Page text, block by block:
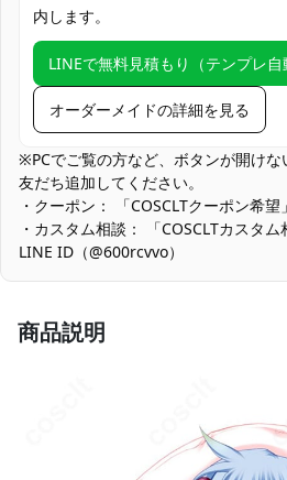
コスプレ対象
ァン、出演者
他の衣類と同じ
い物によっての
商品状態
新品未使用
お手入れ方法
手洗いを推奨、
温でかける
サイズ選択の精度：0.5cm刻みで選べ
感が変わります。イベント本番前に着
す。
内します。
LINEで無料見積もり（テンプレ自
オーダーメイドの詳細を見る
※PCでご覧の方など、ボタンが開け
友だち追加してください。
・クーポン： 「COSCLTクーポン希望」
・カスタム相談： 「COSCLTカスタム
LINE ID（@600rcvvo）
商品説明